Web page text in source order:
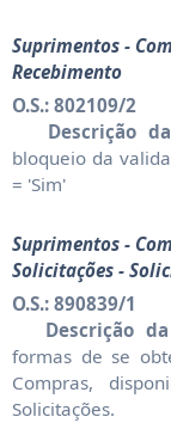
Suprimentos -
Recebimento
O.S.: 802109/2
Descrição
bloqueio da
= 'Sim'
Suprimentos -
Solicitações -
O.S.: 890839/1
Descrição
formas de se
Compras,
Solicitações.